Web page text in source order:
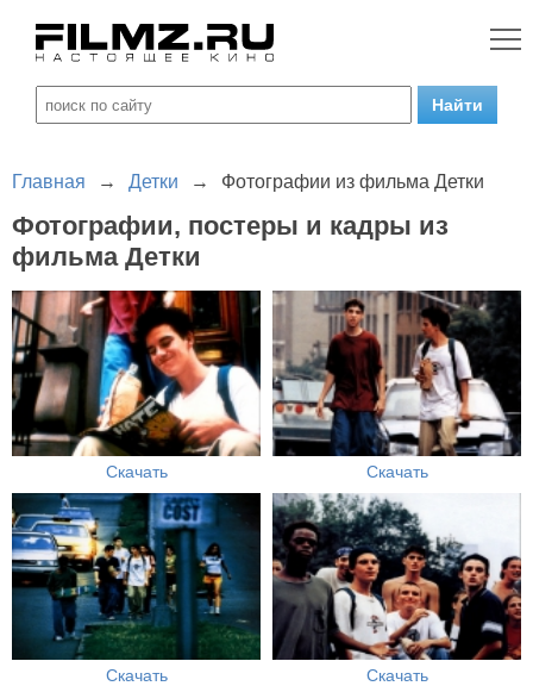
Главная → Детки → Фотографии из фильма Детки
Фотографии, постеры и кадры из
фильма Детки
Скачать Скачать
Скачать Скачать